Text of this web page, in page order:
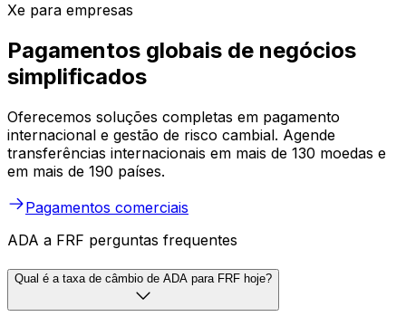
Xe para empresas
Pagamentos globais de negócios
simplificados
Oferecemos soluções completas em pagamento
internacional e gestão de risco cambial. Agende
transferências internacionais em mais de 130 moedas e
em mais de 190 países.
Pagamentos comerciais
ADA a FRF perguntas frequentes
Qual é a taxa de câmbio de ADA para FRF hoje?